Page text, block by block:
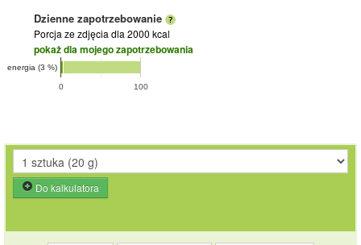
Dzienne zapotrzebowanie
Porcja ze zdjęcia dla 2000 kcal
pokaż dla mojego zapotrzebowania
0 100
energia (3 %)
Do kalkulatora